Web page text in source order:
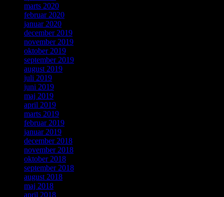
marts 2020
februar 2020
januar 2020
december 2019
november 2019
oktober 2019
september 2019
august 2019
juli 2019
juni 2019
maj 2019
april 2019
marts 2019
februar 2019
januar 2019
december 2018
november 2018
oktober 2018
september 2018
august 2018
maj 2018
april 2018